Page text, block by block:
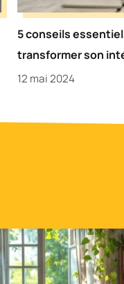
5 conseils
transformer son
12 mai 2024